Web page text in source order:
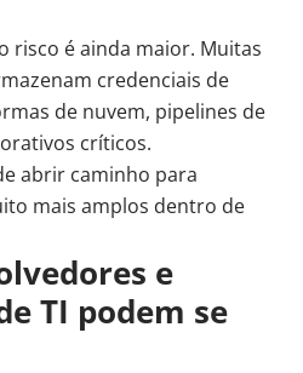
risco é ainda maior. Muitas
credenciais de
de nuvem, pipelines de
críticos.
abrir caminho para
mais amplos dentro de
e
TI podem se